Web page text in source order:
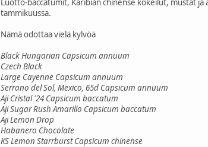
tammikuussa.
Nämä odottaa vielä kylvöä
Black Hungarian Capsicum annuum
Czech Black
Large Cayenne Capsicum annuum
Serrano del Sol, Mexico, 65d Capsicum annuum
Aji Cristal '24 Capsicum baccatum
Aji Sugar Rush Amarillo Capsicum baccatum
Aji Lemon Drop
Habanero Chocolate
KS Lemon Starrburst Capsicum chinense